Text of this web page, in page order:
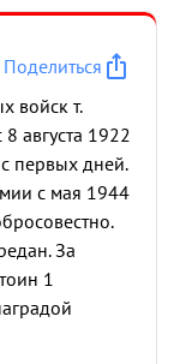
Поделиться
войск т.
августа 1922
с первых дней.
с мая 1944
За
1